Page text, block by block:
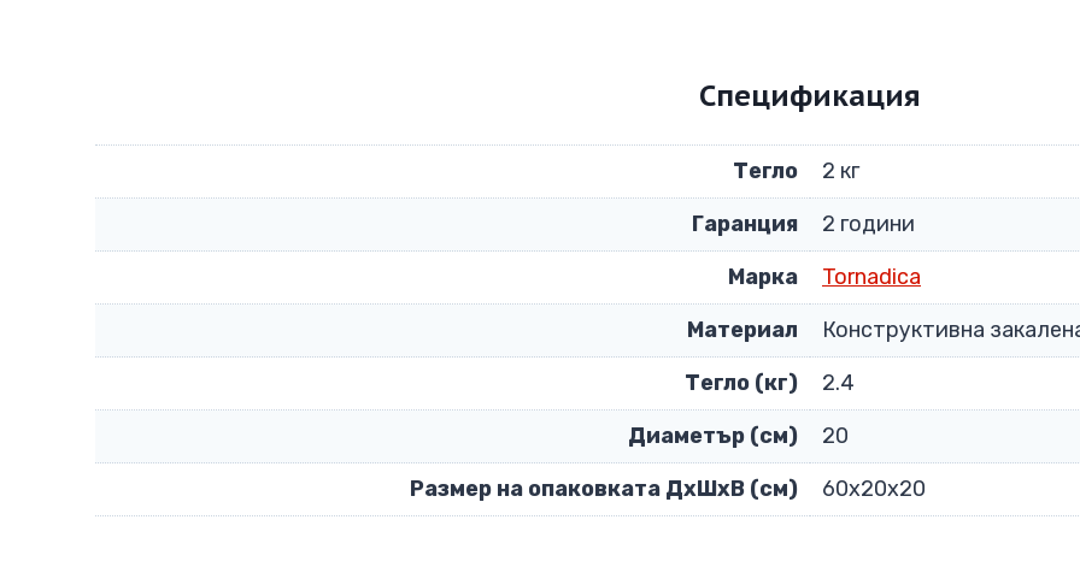
Спецификация
Тегло
2 кг
Гаранция
2 години
Марка
Tornadica
Материал
Конструктивна
Тегло (кг)
2.4
Диаметър (см)
20
Размер на опаковката ДxШxВ (см)
60х20х20